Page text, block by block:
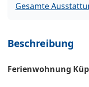
Gesamte
Beschreibung
Ferienwohnung